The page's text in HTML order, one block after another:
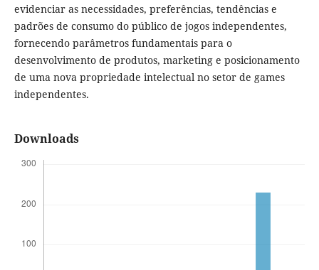
evidenciar as necessidades, preferências, tendências e
padrões de consumo do público de jogos independentes,
fornecendo parâmetros fundamentais para o
desenvolvimento de produtos, marketing e posicionamento
de uma nova propriedade intelectual no setor de games
independentes.
Downloads